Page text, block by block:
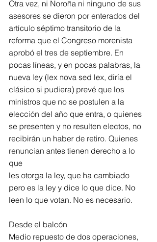
Otra vez, ni Noroña ni ninguno de sus
asesores se dieron por enterados del
artículo séptimo transitorio de la
reforma que el Congreso morenista
aprobó el tres de septiembre. En
pocas líneas, y en pocas palabras, la
nueva ley (lex nova sed lex, diría el
clásico si pudiera) prevé que los
ministros que no se postulen a la
elección del año que entra, o quienes
se presenten y no resulten electos, no
recibirán un haber de retiro. Quienes
renuncian antes tienen derecho a lo
que
les otorga la ley, que ha cambiado
pero es la ley y dice lo que dice. No
leen lo que votan. No es necesario.
Desde el balcón
Medio repuesto de dos operaciones,